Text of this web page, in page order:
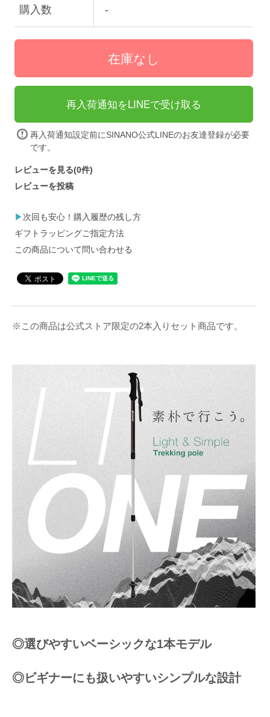
購入数 -
再入荷通知をLINEで受け取る
再入荷通知設定前にSINANO公式LINEのお友達登録が必要
です。
レビューを見る(0件)
レビューを投稿
▶ 次回も安心！購入履歴の残し方
ギフトラッピングご指定方法
この商品について問い合わせる
※この商品は公式ストア限定の2本入りセット商品です。
◎選びやすいベーシックな1本モデル
◎ビギナーにも扱いやすいシンプルな設計